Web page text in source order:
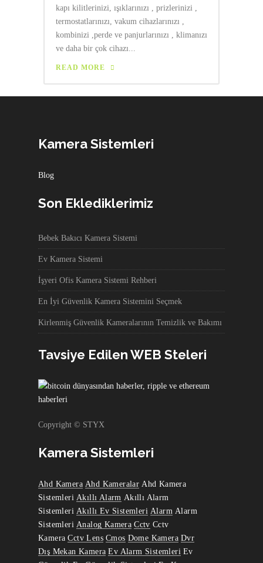
kapı kilitlerinizi, ışıklarınızı , prizlerinizi ,
termostatlarınızı, vakum cihazlarınızı ,
kombinizi ,perde ve panjurlarınızı , klimanızı
ve daha bir çok cihazı...
READ MORE
Kamera Sistemleri
Blog
Son Eklediklerimiz
Bebek Bakıcı Kamera Sistemi
Ev Kamera Sistemi
İşyeri Ofis Kamera Sistemi Rehberi
En İyi Güvenlik Kamera Sistemini Seçmek
Kirlenmiş Güvenlik Kameralarının Temizlik ve Bakımı
Tavsiye Edilen WEB Steleri
Copyright © STYX
Kamera Sistemleri
Ahd Kamera Ahd Kameralar Ahd Kamera
Sistemleri Akıllı Alarm Akıllı Alarm
Sistemleri Akıllı Ev Sistemleri Alarm Alarm
Sistemleri Analog Kamera Cctv Cctv
Kamera Cctv Lens Cmos Dome Kamera Dvr
Dış Mekan Kamera Ev Alarm Sistemleri Ev